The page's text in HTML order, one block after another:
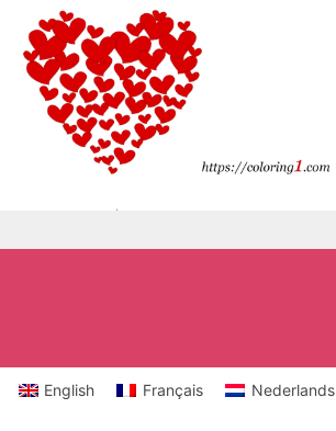
English Français Nederlands